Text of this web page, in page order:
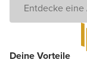
Deine Vorteile
Entdecke